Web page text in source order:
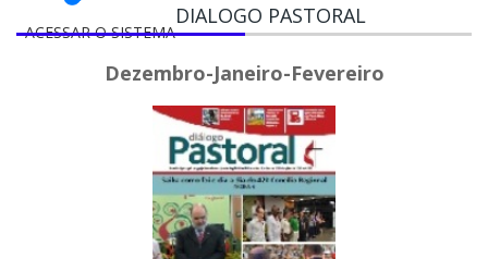
ACESSAR O SISTEMA
DIALOGO PASTORAL
Dezembro-Janeiro-Fevereiro